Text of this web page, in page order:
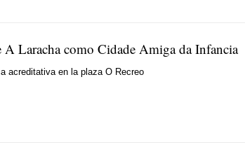
A Laracha como Cidade Amiga da Infancia
acreditativa en la plaza O Recreo